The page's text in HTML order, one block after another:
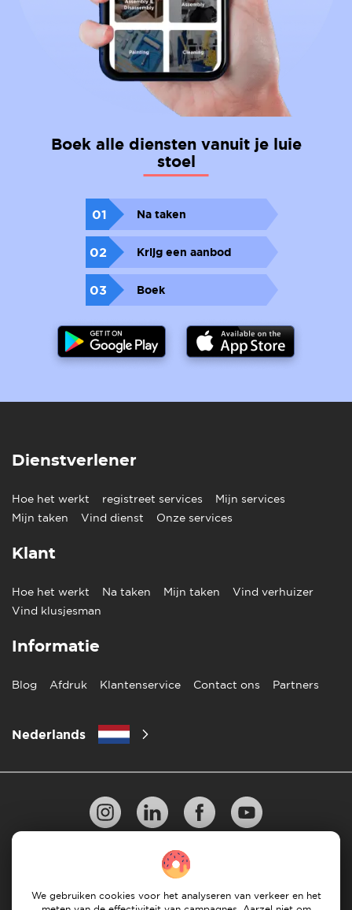
Boek alle diensten vanuit je luie
stoel
01 Na taken
02 Krijg een aanbod
03 Boek
Dienstverlener
Hoe het werkt registreet services
Mijn services
Mijn taken
Vind dienst Onze services
Klant
Hoe het werkt Na taken Mijn taken
Vind verhuizer
Vind klusjesman
Informatie
Blog Afdruk Klantenservice Contact ons Partners
Nederlands
10 regels voor succesvol verhuizen
Richtlijnen voor betaling Algemene Voorwaarden
We gebruiken cookies voor het analyseren van verkeer en het